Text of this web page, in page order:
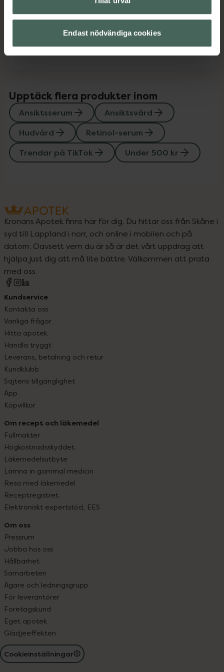
Endast nödvändiga cookies
Upptäck flera produkter inom
Ansiktsserum
Ansiktsvård
Hudvård
Retinol-serum
Trendar på TikTok
Under 500 kr
Kronans Apotek finns här för dig. Du hittar oss från Skåne i
syd till Lappland i norr, och online i mobilen och på
datorn. Oavsett vem du är så är det vårt uppdrag att
hjälpa just dig att må lite bättre. Välkommen att prata
med oss.
Kundservice
Kontakta oss
Vanliga frågor
Hitta apotek
Handla tryggt
Leverans, betalning och retur
Kundklubb
Sajtens tillgänglighet
App
Köpvillkor
Om recept och läkemedel
Fullmakter
Högkostnadsskyddet
Läkemedelsutbyte
Lämna in gammal medicin
Resa med läkemedel
Receptregistret
Elektroniskt expertstöd, EES
Om oss
Pressrum
Jobba hos oss
Hållbarhet
Samarbeten
Ägare och ledningsgrupp
För leverantörer
Företagskund
Eget apotek
Glädjeeffekten
Cookieinställningar